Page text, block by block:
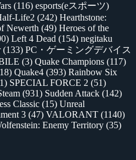
(116) esports(eスポーツ)
Life2 (242) Hearthstone:
Newerth (49) Heroes of the
Left 4 Dead (154) negitaku
(133) PC・ゲーミングデバイス
(3) Quake Champions (117)
Quake4 (393) Rainbow Six
SPECIAL FORCE 2 (51)
(931) Sudden Attack (142)
Classic (15) Unreal
3 (47) VALORANT (1140)
Enemy Territory (35)